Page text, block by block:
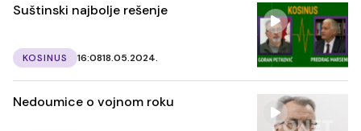
Suštinski najbolje rešenje
KOSINUS 16:0818.05.2024.
Nedoumice o vojnom roku